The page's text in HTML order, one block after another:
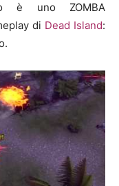
è uno ZOMBA
di Dead Island: